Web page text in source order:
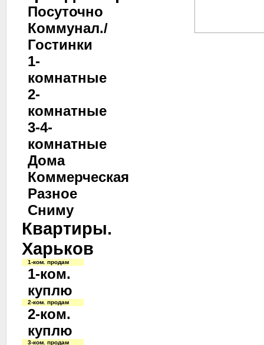
Посуточно
Коммунал./
Гостинки
1-
комнатные
2-
комнатные
3-4-
комнатные
Дома
Коммерческая
Разное
Сниму
Квартиры.
Харьков
1-ком. продам
1-ком.
куплю
2-ком. продам
2-ком.
куплю
3-ком. продам